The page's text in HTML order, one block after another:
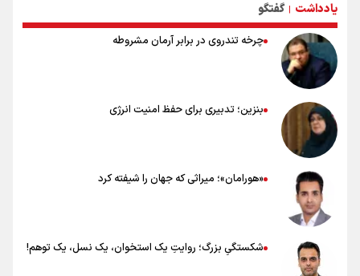
توصیه های کاربردی برای زائران در پیاده روی اربعین
یادداشت | گفتگو
چرخه تندروی در برابر آرمان مشروطه
بنزین؛ تدبیری برای حفظ امنیت انرژی
«هورامان»؛ میراثی که جهان را شیفته کرد
شکستگیِ بزرگ؛ روایتِ یک استخوان، یک نسل، یک توهم!